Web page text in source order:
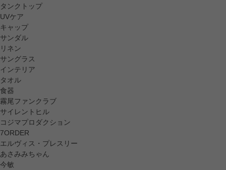
タンクトップ
UVケア
キャップ
サンダル
リネン
サングラス
インテリア
タオル
食器
霧尾ファンクラブ
サイレントヒル
コジマプロダクション
7ORDER
エルヴィス・プレスリー
あさみみちゃん
今敏